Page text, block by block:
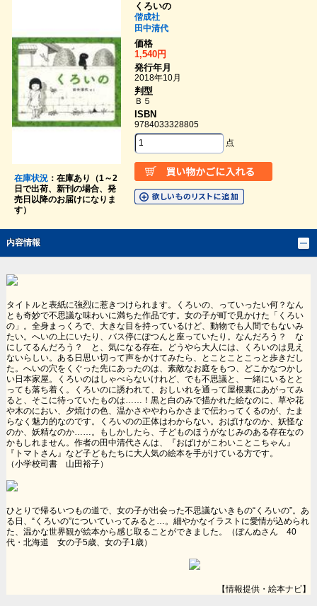
在庫状況：在庫あり（1～2
日で出荷、新刊の場合、発
売日以降のお届けになりま
す）
くろいの
偕成社
田中清代
価格
1,540円
発行年月
2018年10月
判型
Ｂ５
ISBN
9784033328805
点
内容情報
タイトルと表紙に強烈に惹きつけられます。くろいの、っていったい何？なん
とも奇妙で不思議な味わいに満ちた作品です。女の子が町で見かけた「くろい
の」。全身まっくろで、大きな目を持っているけど、動物でも人間でもないみ
たい。へいの上にいたり、バス停にぽつんと座っていたり。なんだろう？ な
にしてるんだろう？ と、気になる存在。どうやら大人には、くろいのは見え
ないらしい。ある日思い切って声をかけてみたら、とことことこっと歩きだし
た。へいの穴をくぐった先にあったのは、素敵なお庭をもつ、どこかなつかし
い日本家屋。くろいのはしゃべらないけれど、でも不思議と、一緒にいるとと
っても落ち着く。くろいのに誘われて、おしいれを通って屋根裏にあがってみ
ると、そこに待っていたものは……！黒と白のみで描かれた絵なのに、草や花
や木のにおい、夕焼けの色、温かさややわらかさまで伝わってくるのが、たま
らなく魅力的なのです。くろいのの正体はわからない。おばけなのか、妖怪な
のか、妖精なのか……。もしかしたら、子どものほうがなじみのある存在なの
かもしれません。作者の田中清代さんは、『おばけがこわいことこちゃん』
『トマトさん』など子どもたちに大人気の絵本を手がけている方です。
（小学校司書 山田裕子）
ひとりで帰るいつもの道で、女の子が出会った不思議ないきもの“くろいの”。あ
る日、“くろいの”についていってみると…。細やかなイラストに愛情が込められ
た、温かな世界観が絵本から感じ取ることができました。（ぼんぬさん 40
代・北海道 女の子5歳、女の子1歳）
【情報提供・絵本ナビ】